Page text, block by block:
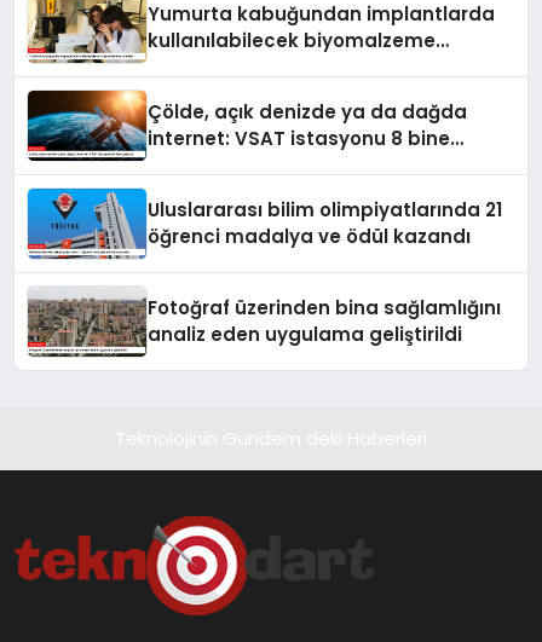
Yumurta kabuğundan implantlarda
kullanılabilecek biyomalzeme
Çölde, açık denizde ya da dağda
internet: VSAT istasyonu 8 bine
Uluslararası bilim olimpiyatlarında 21
öğrenci madalya ve ödül kazandı
Fotoğraf üzerinden bina sağlamlığını
analiz eden uygulama geliştirildi